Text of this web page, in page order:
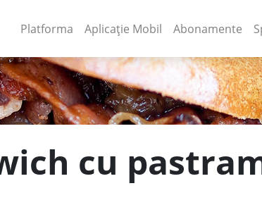
Platforma (current)
Aplicație Mobil (current)
Abonamente
cu